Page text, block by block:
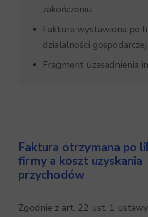
zakończeniu
Faktura wystawiona po
działalności gospodarczej
Fragment uzasadnienia
Faktura otrzymana po
firmy a koszt uzyskania
przychodów
Zgodnie z art. 22 ust. 1